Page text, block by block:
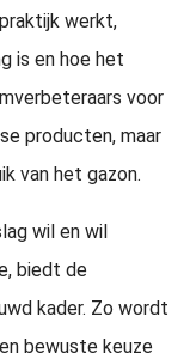
werkt,
is en hoe het
voor
producten, maar
van het gazon.
wil en wil
biedt de
kader. Zo wordt
bewuste keuze